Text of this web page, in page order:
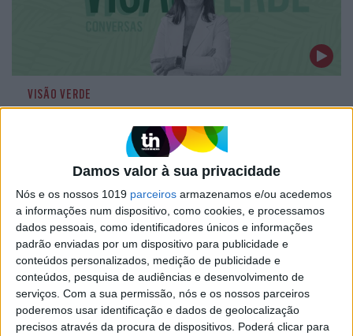
Damos valor à sua privacidade
Nós e os nossos 1019 parceiros armazenamos e/ou acedemos
a informações num dispositivo, como cookies, e processamos
dados pessoais, como identificadores únicos e informações
padrão enviadas por um dispositivo para publicidade e
conteúdos personalizados, medição de publicidade e
conteúdos, pesquisa de audiências e desenvolvimento de
serviços. Com a sua permissão, nós e os nossos parceiros
poderemos usar identificação e dados de geolocalização
precisos através da procura de dispositivos. Poderá clicar para
VISÃO VERDE
valoriza cada vez mais produtos e
empresas sustentáveis”
No dia em que arrancou a 6ª edição do prémio
Ecotrophelia Portugal, que premeia projetos
alimentares ecológicos criados por estudantes
universitários, a diretora da PortugalFoods falou
sobre o papel da inovação na sustentabilidade do
setor agroalimentar
VISÃO VERDE